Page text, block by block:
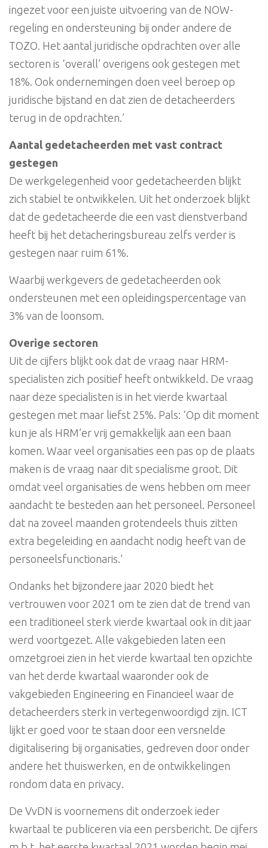
ingezet voor een juiste uitvoering van de NOW-
regeling en ondersteuning bij onder andere de
TOZO. Het aantal juridische opdrachten over alle
sectoren is ‘overall’ overigens ook gestegen met
18%. Ook ondernemingen doen veel beroep op
juridische bijstand en dat zien de detacheerders
terug in de opdrachten.’
Aantal gedetacheerden met vast contract
gestegen
De werkgelegenheid voor gedetacheerden blijkt
zich stabiel te ontwikkelen. Uit het onderzoek blijkt
dat de gedetacheerde die een vast dienstverband
heeft bij het detacheringsbureau zelfs verder is
gestegen naar ruim 61%.
Waarbij werkgevers de gedetacheerden ook
ondersteunen met een opleidingspercentage van
3% van de loonsom.
Overige sectoren
Uit de cijfers blijkt ook dat de vraag naar HRM-
specialisten zich positief heeft ontwikkeld. De vraag
naar deze specialisten is in het vierde kwartaal
gestegen met maar liefst 25%. Pals: ‘Op dit moment
kun je als HRM’er vrij gemakkelijk aan een baan
komen. Waar veel organisaties een pas op de plaats
maken is de vraag naar dit specialisme groot. Dit
omdat veel organisaties de wens hebben om meer
aandacht te besteden aan het personeel. Personeel
dat na zoveel maanden grotendeels thuis zitten
extra begeleiding en aandacht nodig heeft van de
personeelsfunctionaris.’
Ondanks het bijzondere jaar 2020 biedt het
vertrouwen voor 2021 om te zien dat de trend van
een traditioneel sterk vierde kwartaal ook in dit jaar
werd voortgezet. Alle vakgebieden laten een
omzetgroei zien in het vierde kwartaal ten opzichte
van het derde kwartaal waaronder ook de
vakgebieden Engineering en Financieel waar de
detacheerders sterk in vertegenwoordigd zijn. ICT
lijkt er goed voor te staan door een versnelde
digitalisering bij organisaties, gedreven door onder
andere het thuiswerken, en de ontwikkelingen
rondom data en privacy.
De VvDN is voornemens dit onderzoek ieder
kwartaal te publiceren via een persbericht. De cijfers